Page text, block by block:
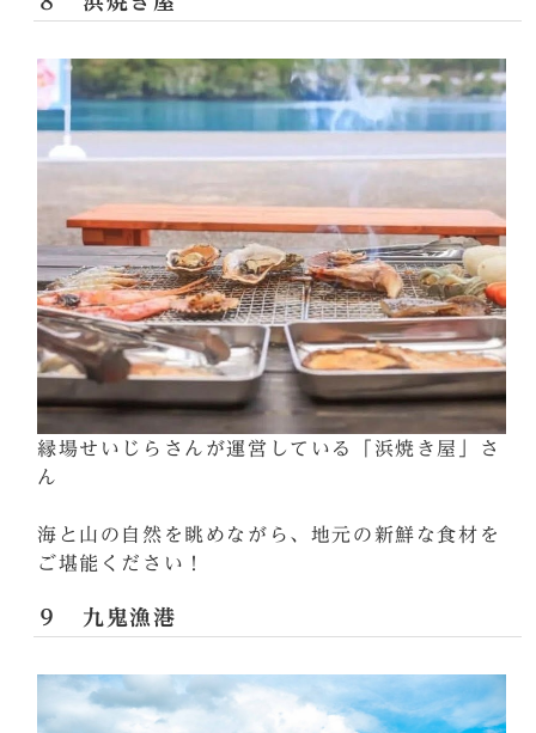
縁場せいじらさんが運営している「浜焼き屋」さ
ん
海と山の自然を眺めながら、地元の新鮮な食材を
ご堪能ください！
９ 九鬼漁港